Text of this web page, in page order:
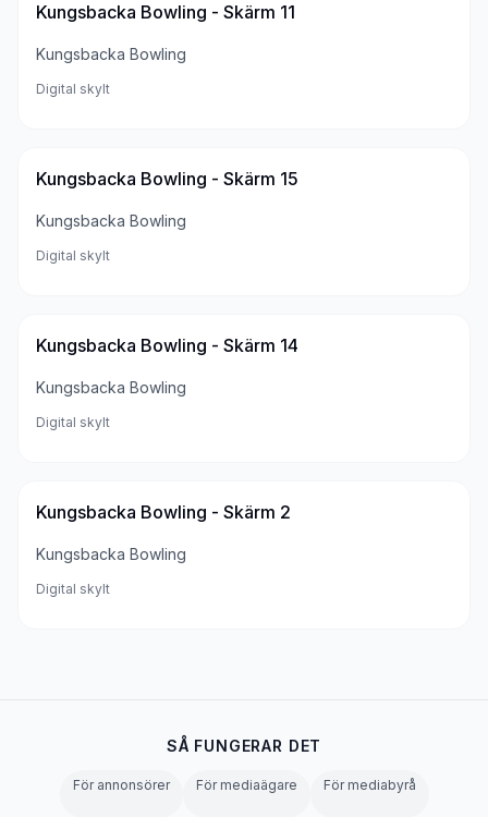
Kungsbacka Bowling - Skärm 11
Kungsbacka Bowling
Digital skylt
Kungsbacka Bowling - Skärm 15
Kungsbacka Bowling
Digital skylt
Kungsbacka Bowling - Skärm 14
Kungsbacka Bowling
Digital skylt
Kungsbacka Bowling - Skärm 2
Kungsbacka Bowling
Digital skylt
SÅ FUNGERAR DET
För annonsörer För mediaägare För mediabyrå